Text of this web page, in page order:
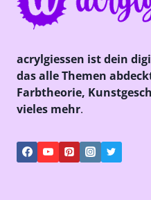
acrylgiessen ist dein
das alle Themen
Farbtheorie,
vieles mehr.